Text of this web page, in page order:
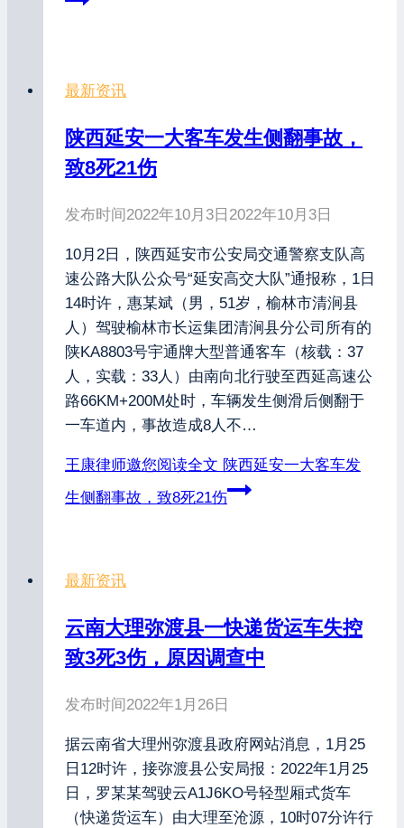
最新资讯
陕西延安一大客车发生侧翻事故，
致8死21伤
发布时间2022年10月3日 2022年10月3日
10月2日，陕西延安市公安局交通警察支队高
速公路大队公众号“延安高交大队”通报称，1日
14时许，惠某斌（男，51岁，榆林市清涧县
人）驾驶榆林市长运集团清涧县分公司所有的
陕KA8803号宇通牌大型普通客车（核载：37
人，实载：33人）由南向北行驶至西延高速公
路66KM+200M处时，车辆发生侧滑后侧翻于
一车道内，事故造成8人不…
王康律师邀您阅读全文 陕西延安一大客车发
生侧翻事故，致8死21伤
最新资讯
云南大理弥渡县一快递货运车失控
致3死3伤，原因调查中
发布时间2022年1月26日
据云南省大理州弥渡县政府网站消息，1月25
日12时许，接弥渡县公安局报：2022年1月25
日，罗某某驾驶云A1J6KO号轻型厢式货车
（快递货运车）由大理至沧源，10时07分许行